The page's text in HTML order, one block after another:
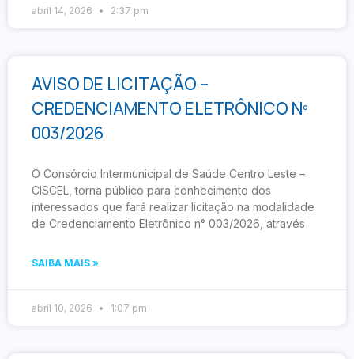
abril 14, 2026 2:37 pm
AVISO DE LICITAÇÃO –
CREDENCIAMENTO ELETRÔNICO Nº
003/2026
O Consórcio Intermunicipal de Saúde Centro Leste –
CISCEL, torna público para conhecimento dos
interessados que fará realizar licitação na modalidade
de Credenciamento Eletrônico n° 003/2026, através
SAIBA MAIS »
abril 10, 2026 1:07 pm